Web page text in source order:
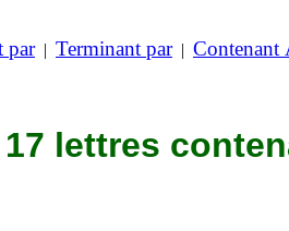
par| Terminant par| Contenant
lettres